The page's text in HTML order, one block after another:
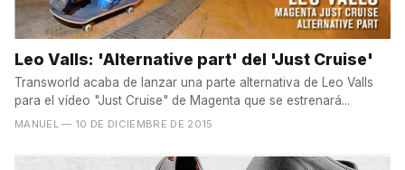
Leo Valls: 'Alternative part' del 'Just Cruise'
Transworld acaba de lanzar una parte alternativa de Leo Valls
para el vídeo "Just Cruise" de Magenta que se estrenará...
MANUEL — 10 DE DICIEMBRE DE 2015